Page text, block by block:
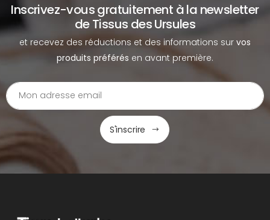
Inscrivez-vous gratuitement à la newsletter
de Tissus des Ursules
et recevez des réductions et des informations sur vos
produits préférés en avant première.
S'inscrire